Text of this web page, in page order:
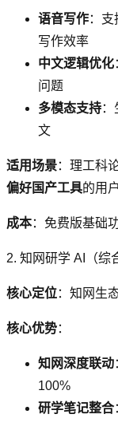
语音写作：
写作效率
中文逻辑优化
问题
多模态支持
文
适用场景：理工科
偏好国产工具的用户
成本：免费版基础
2. 知网研学 AI（综
核心定位：知网生
核心优势：
知网深度联动
100%
研学笔记整合